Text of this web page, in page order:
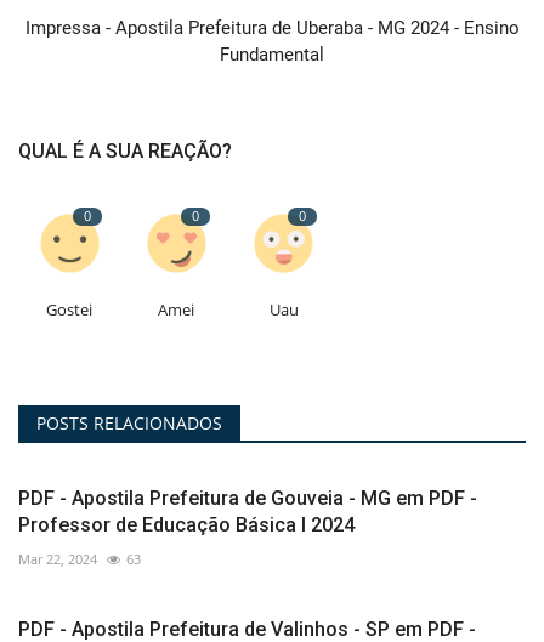
Impressa - Apostila Prefeitura de Uberaba - MG 2024 - Ensino
Fundamental
QUAL É A SUA REAÇÃO?
0
Gostei
0
Amei
0
Uau
POSTS RELACIONADOS
PDF - Apostila Prefeitura de Gouveia - MG em PDF -
Professor de Educação Básica I 2024
Mar 22, 2024 63
PDF - Apostila Prefeitura de Valinhos - SP em PDF -